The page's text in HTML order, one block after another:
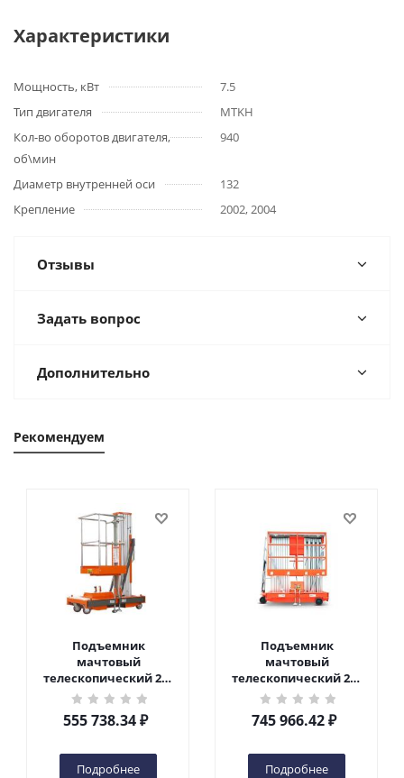
Характеристики
Мощность, кВт
7.5
Тип двигателя
MTKH
Кол-во оборотов двигателя,
об\мин
940
Диаметр внутренней оси
132
Крепление
2002, 2004
Отзывы
Задать вопрос
Дополнительно
Рекомендуем
Подъемник
мачтовый
телескопический 200
кг 6 м TOR GTWY6-200S
DC 2-мачтовый
(автономный) (G) в
555 738.34₽
Подробнее
Подъемник
мачтовый
телескопический 200
кг 10 м TOR GTWY10-
200S DC 2-мачтовый
(автономный) (N) в
745 966.42₽
Подробнее